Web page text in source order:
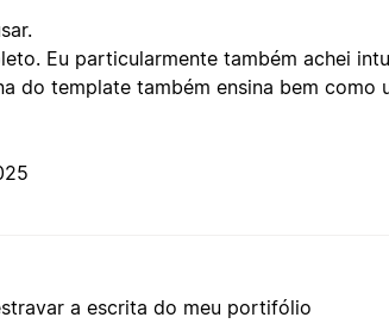
Eu particularmente também achei
do template também ensina bem como
a escrita do meu portifólio